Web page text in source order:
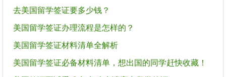
去美国留学签证要多少钱？
美国留学签证办理流程是怎样的？
美国留学签证材料清单全解析
美国留学签证必备材料清单，想出国的同学赶快收藏！